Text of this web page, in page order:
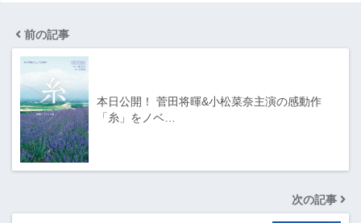
前の記事
本日公開！ 菅田将暉&小松菜奈主演の感動作
「糸」をノベ…
次の記事